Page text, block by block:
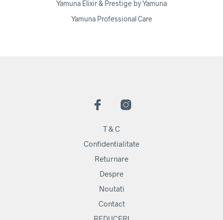
Yamuna Elixir & Prestige by Yamuna
Yamuna Professional Care
T & C
Confidentialitate
Returnare
Despre
Noutati
Contact